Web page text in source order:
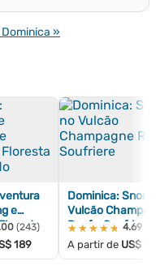
»
e
(243)
189
Dominica:
Vulcão
Reef e Soufriere
★★★★★
★★★★★ 4.69
A partir de US$ 77